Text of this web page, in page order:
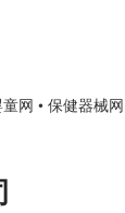
网 • 保健器械网